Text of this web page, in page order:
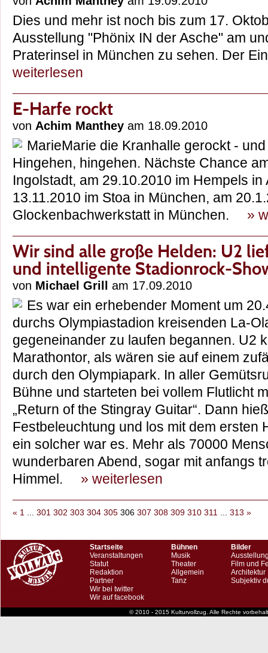
Dies und mehr ist noch bis zum 17.
Ausstellung "Phönix IN der Asche" am
Praterinsel in München zu sehen. Der
weiterlesen
E-Harfe rockt
von Achim Manthey am 18.09.2010
MarieMarie die Kranhalle gerockt -
Hingehen, hingehen. Nächste Chance
Ingolstadt, am 29.10.2010 im Hempels in
13.11.2010 im Stoa in München, am
Glockenbachwerkstatt in München. »
Wir sind alle große Helden: U2
und intelligente Stadionrock-
von Michael Grill am 17.09.2010
Es war ein erhebender Moment um
durchs Olympiastadion kreisenden La-
gegeneinander zu laufen begannen. U2
Marathontor, als wären sie auf einem
durch den Olympiapark. In aller
Bühne und starteten bei vollem Flutlicht
„Return of the Stingray Guitar“. Dann
Festbeleuchtung und los mit dem ersten
ein solcher war es. Mehr als 70000
wunderbaren Abend, sogar mit anfangs
Himmel. » weiterlesen
« 1 ... 301 302 303 304 305 306 307 308 309 310 311 ... 313 »
Startseite
Veranstaltungen
Statut
Redaktion
Partner
Wir bei twitter
Wir auf facebook
Bühnen
Musik
Theater
Allgemein
Tanz
Bilder
Film und
Architektur
Subjektiv
© 2010 - 2015 Kulturvollzug. Alle Rechte